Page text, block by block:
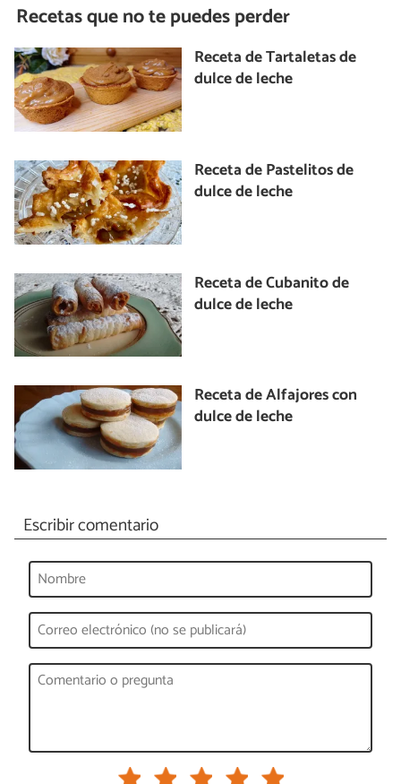
Recetas que no te puedes perder
Receta de Tartaletas de
dulce de leche
Receta de Pastelitos de
dulce de leche
Receta de Cubanito de
dulce de leche
Receta de Alfajores con
dulce de leche
Escribir comentario